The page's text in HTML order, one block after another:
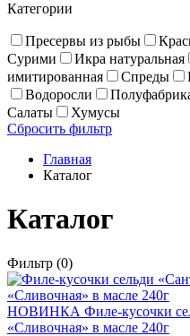
Категории
Пресервы из рыбы
Сурими
Икра натуральная
имитированная
Спреды
Водоросли
Салаты
Хумусы
Сбросить фильтр
Главная
Каталог
Каталог
Фильтр (0)
НОВИНКА Филе-кусочки
«Сливочная» в масле 240г